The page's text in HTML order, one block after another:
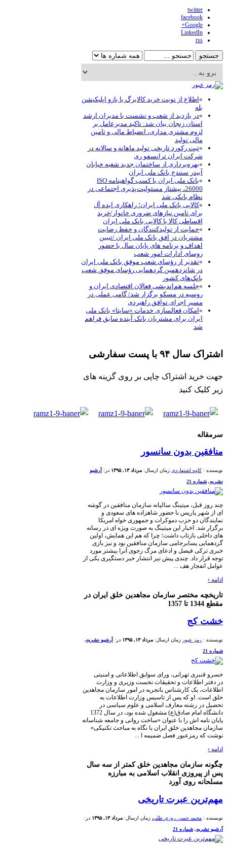
اطلاع از نوبت خرید کالابرگ با بازو اپلیکیشن
در بازدید از شعب و نشست با مدیران ارشد
زنجان بیان شد: تاکید مدیرعامل بر
مشتری مداری، انضباط مالی و تامین
تولید
ثبت رکورد تاریخی تولید ماهانه و سالانه در
ایران ترانسفو ری
بهره‌برداری از ساختمان جدید شعبه خیابان
سنندج بانک ملی ایران
بانک ملی ایران با کسب گواهینامه ISO
26000، پیشتاز مسئولیت‌پذیری اجتماعی در
بانکی شد
کالاپی بانک ملی ایران؛ راهکاری ایده آل
تامین نیازهای ضروری خانوار/خرید
کالا با کالاپی بانک ملی ایران
حمایت از تولیدکنندگان و حفظ رضایت
در افق بانک ملی ایران /تببین
و برنامه های پایان سال با حضور
ادارات امور شعب
تقدیر از رؤسای شعب موفق بانک ملی ایران
شانزدهمین گردهمایی رؤسای موفق شعب
کشور
جلسه هم‌اندیشی فعالان اقتصادی ایران و
در مسکو برگزار شد/ گامی عملی در
اجرای توافق راهبردی
امکان فعالسازی خدمات «ساپتا» بانک ملی
برای مشتریان بانک آینده سابق فراهم
با پست سفارشی
اشتراک چاپی بر روی گزینه های
کنید
بدون سانسور
کاوه اشتهاردی زمان ارسال: مرداد ۱۳, ۱۳۹۵ در:آرشیو
21
میتینگ سالیانه سازمان منافقین در گوشه
پاریس با حضور شاهزاده های سعودی و
دو حزب دموکرات و جمهوری خواه امریکا
اخبار این میتینگ به صورت ویژه ای در رسانه
بازتاب داشت؛ چرا که هم این همایش، اولین
پسابرجامی سازمان منافقین بود و نیز بازی
فیصل و ادعای مرگ رجوی آنرا بیشتر مورد
داد. چندی پیش نیز انتشار خبر دستگیری یکی از
هف ...
مختصر سازمان مجاهدین خلق ایران در
رمز عبور زمان ارسال: مرداد ۱۳, ۱۳۹۵ در:آرشیو نشریه ,
تهرانی، ورای سوابق اطلاعاتی و امنیتی
و تحقیقات نخست وزیری و وزارت
یک کارشناس باتجربه در امور سازمان مجاهدین
او که پس از تاسیس وزارت اطلاعات به
رشته معارف اسلامی و علوم سیاسی در
دانشگاه امام صادق(ع) مشغول شده بود، در سال 1372
اش را با عنوان «ساخت روانی و جامعه شناسانه
خلق ایران با نگاه به مباحث تکنیکی»
رمزعبور فصل ضمیمه ا ...
مجاهدین خلق کمتر از سه سال
انقلاب اسلامی به مبارزه
روی آورد
عبرت تاریخی
محمد حسن روزی طلب زمان ارسال: مرداد ۱۳, ۱۳۹۵
در:
,شماره 21